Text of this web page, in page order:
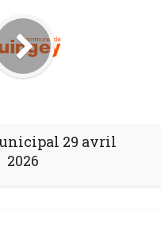
29 avril
2026